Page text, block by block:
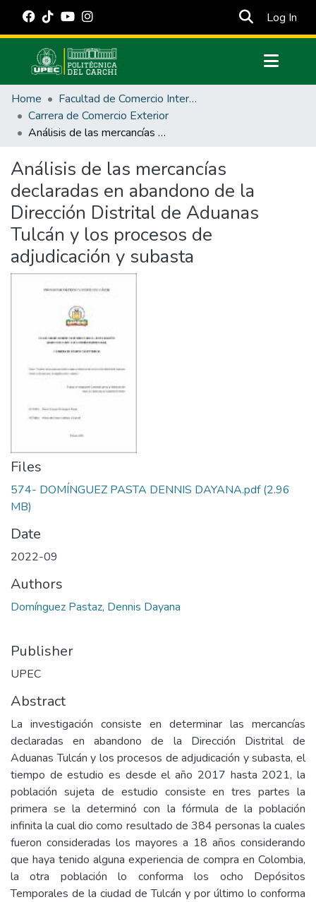
Log In
Communities & Collections
All of DSpace
Statistics
Estadísticas Externas
Manuales
Home
Facultad de Comercio Internacional, Integración, Administración y Economía Empresarial
Carrera de Comercio Exterior
Análisis de las mercancías declaradas en abandono de la Dirección Distrital de Aduanas Tulcán y los procesos de adjudicación y subasta
Análisis de las mercancías
declaradas en abandono de la
Dirección Distrital de Aduanas
Tulcán y los procesos de
adjudicación y subasta
Files
574- DOMÍNGUEZ PASTA DENNIS DAYANA.pdf(2.96
MB)
Date
2022-09
Authors
Domínguez Pastaz, Dennis Dayana
Publisher
UPEC
Abstract
La investigación consiste en determinar las mercancías
declaradas en abandono de la Dirección Distrital de
Aduanas Tulcán y los procesos de adjudicación y subasta, el
tiempo de estudio es desde el año 2017 hasta 2021, la
población sujeta de estudio consiste en tres partes la
primera se la determinó con la fórmula de la población
infinita la cual dio como resultado de 384 personas la cuales
fueron consideradas los mayores a 18 años considerando
que haya tenido alguna experiencia de compra en Colombia,
la otra población lo conforma los ocho Depósitos
Temporales de la ciudad de Tulcán y por último lo conforma